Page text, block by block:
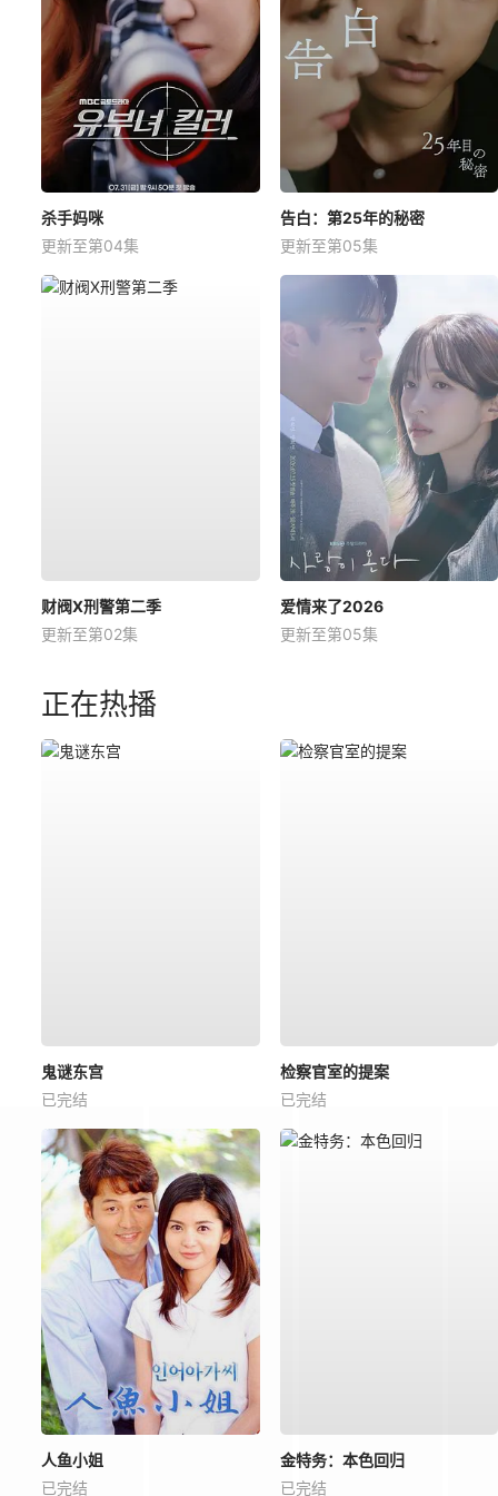
杀手妈咪
更新至第04集
告白：第25年的秘密
更新至第05集
财阀X刑警第二季
更新至第02集
爱情来了2026
更新至第05集
正在热播
鬼谜东宫
已完结
检察官室的提案
已完结
人鱼小姐
已完结
金特务：本色回归
已完结